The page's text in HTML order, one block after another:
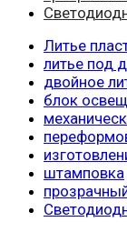
Литье
литье под
двойное
блок
штамповка